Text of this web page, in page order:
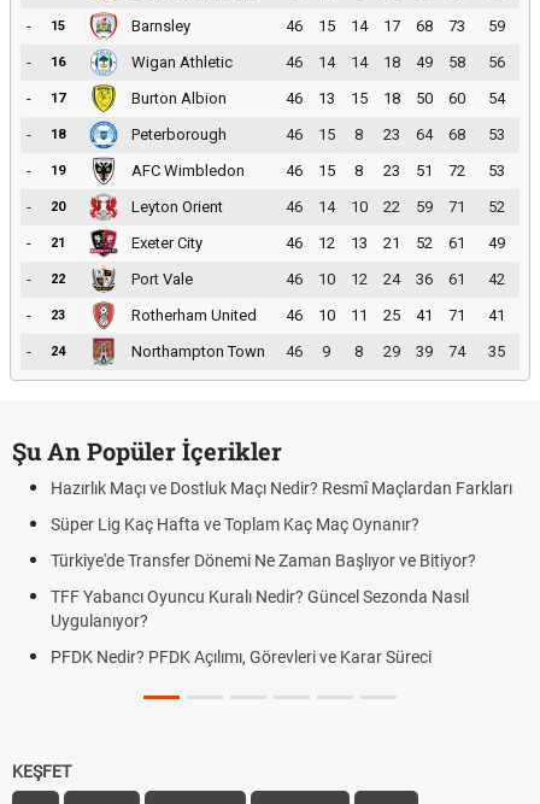
-
15 Barnsley 46 15 14 17 68 73
59
-
16 Wigan Athletic 46 14 14 18 49 58
56
-
17 Burton Albion 46 13 15 18 50 60
54
-
18 Peterborough 46 15 8 23 64 68
53
-
19 AFC Wimbledon 46 15 8 23 51 72
53
-
20 Leyton Orient 46 14 10 22 59 71
52
-
21 Exeter City 46 12 13 21 52 61
49
-
22 Port Vale 46 10 12 24 36 61
42
-
23 Rotherham United 46 10 11 25 41 71
41
-
24 Northampton Town 46 9 8 29 39 74 35
Şu An Popüler İçerikler
Hazırlık Maçı ve Dostluk Maçı Nedir? Resmî Maçlardan Farkları
Süper Lig Kaç Hafta ve Toplam Kaç Maç Oynanır?
Türkiye'de Transfer Dönemi Ne Zaman Başlıyor ve Bitiyor?
TFF Yabancı Oyuncu Kuralı Nedir? Güncel Sezonda Nasıl
Uygulanıyor?
PFDK Nedir? PFDK Açılımı, Görevleri ve Karar Süreci
KEŞFET